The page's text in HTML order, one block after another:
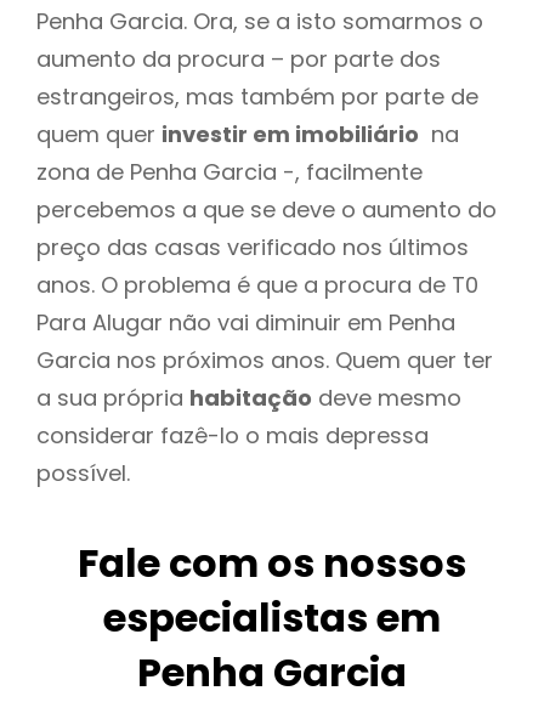
Penha Garcia. Ora, se a isto somarmos o
aumento da procura – por parte dos
estrangeiros, mas também por parte de
quem quer investir em imobiliário na
zona de Penha Garcia -, facilmente
percebemos a que se deve o aumento do
preço das casas verificado nos últimos
anos. O problema é que a procura de T0
Para Alugar não vai diminuir em Penha
Garcia nos próximos anos. Quem quer ter
a sua própria habitação deve mesmo
considerar fazê-lo o mais depressa
possível.
Fale com os nossos
especialistas em
Penha Garcia